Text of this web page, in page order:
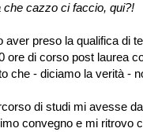
che cazzo ci faccio, qui?!
aver preso la qualifica di
ore di corso post laurea
che - diciamo la verità -
di studi mi avesse
convegno e mi ritrovo